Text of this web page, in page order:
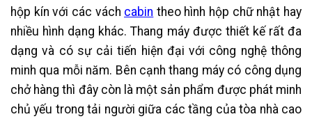
hộp kín với các vách cabin theo hình hộp chữ nhật hay
nhiều hình dạng khác. Thang máy được thiết kế rất đa
dạng và có sự cải tiến hiện đại với công nghệ thông
minh qua mỗi năm. Bên cạnh thang máy có công dụng
chở hàng thì đây còn là một sản phẩm được phát minh
chủ yếu trong tải người giữa các tầng của tòa nhà cao